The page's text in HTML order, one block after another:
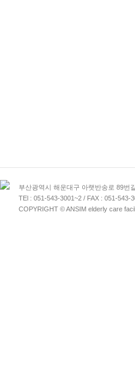
부산광역시 해운대구 아랫반송로 89번
TEl : 051-543-3001~2 / FAX : 051-543-
COPYRIGHT © ANSIM elderly care